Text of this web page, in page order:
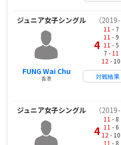
ジュニア女子シングル （
FUNG Wai Chu
香港
4
11 - 7
11 - 9
11 - 5
7 - 11
12 - 10
対戦結果
ジュニア女子シングル （
4
11 - 8
11 - 6
12 - 10
11 - 8